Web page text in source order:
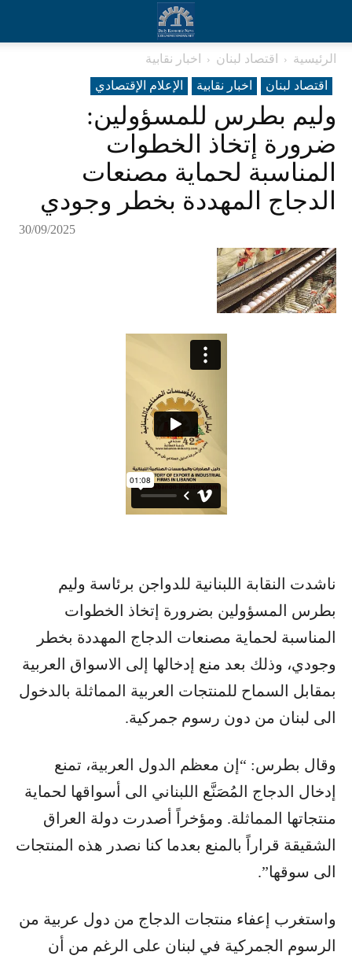
الرئيسية اقتصاد لبنان
اخبار نقابية
اقتصاد لبنان
اخبار نقابية الإعلام الإقتصادي
وليم بطرس للمسؤولين:
ضرورة إتخاذ الخطوات
المناسبة لحماية مصنعات
الدجاج المهددة بخطر وجودي
30/09/2025
ناشدت النقابة اللبنانية للدواجن برئاسة وليم
بطرس المسؤولين بضرورة إتخاذ الخطوات
المناسبة لحماية مصنعات الدجاج المهددة بخطر
وجودي، وذلك بعد منع إدخالها إلى الاسواق العربية
بمقابل السماح للمنتجات العربية المماثلة بالدخول
الى لبنان من دون رسوم جمركية.
وقال بطرس: “إن معظم الدول العربية، تمنع
إدخال الدجاج المُصَنَّع اللبناني الى أسواقها لحماية
منتجاتها المماثلة. ومؤخراً أصدرت دولة العراق
الشقيقة قراراً بالمنع بعدما كنا نصدر هذه المنتجات
الى سوقها”.
واستغرب إعفاء منتجات الدجاج من دول عربية من
الرسوم الجمركية في لبنان على الرغم من أن